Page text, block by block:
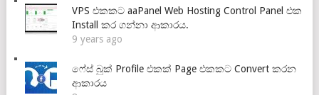
VPS එකකට aaPanel Web Hosting Control Panel එක
Install කර ගන්නා ආකාරය.
9 years ago
ෆේස් බුක් Profile එකක් Page එකකට Convert කරන
ආකාරය